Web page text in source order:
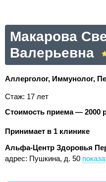
Макарова
Валерьевна
Аллерголог, Иммунолог,
Стаж: 17 лет
Стоимость приема — 2000
Принимает в 1 клинике
Альфа-Центр Здоровья
адрес: Пушкина, д. 50